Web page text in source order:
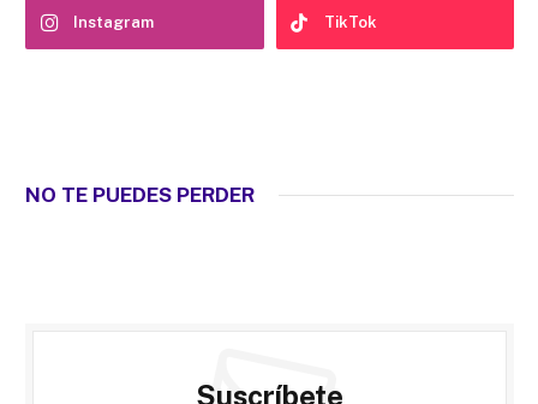
Instagram TikTok
NO TE PUEDES PERDER
Suscríbete